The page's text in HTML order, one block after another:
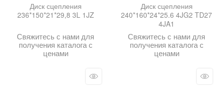
Диск сцепления
236*150*21*29,8 3L 1JZ
Свяжитесь с нами для
получения каталога с
ценами
Диск сцепления
240*160*24*25.6 4JG2 TD27
4JA1
Свяжитесь с нами для
получения каталога с
ценами